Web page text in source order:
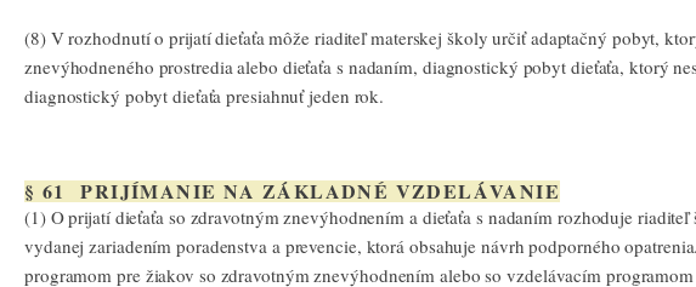
(8) V rozhodnutí o prijatí dieťaťa môže riaditeľ materskej školy určiť adaptačný pobyt,
znevýhodneného prostredia alebo dieťaťa s nadaním, diagnostický pobyt dieťaťa, ktorý
diagnostický pobyt dieťaťa presiahnuť jeden rok.
§ 61 PRIJÍMANIE NA ZÁKLADNÉ VZDELÁVANIE
(1) O prijatí dieťaťa so zdravotným znevýhodnením a dieťaťa s nadaním rozhoduje
vydanej zariadením poradenstva a prevencie, ktorá obsahuje návrh podporného
programom pre žiakov so zdravotným znevýhodnením alebo so vzdelávacím